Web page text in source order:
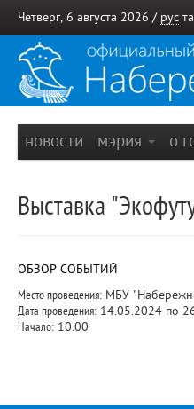
Четверг, 6 августа 2026 / рус
новости мэрия о
Выставка
ОБЗОР СОБЫТИЙ
Место проведения: МБУ
Дата проведения: 14.05.2024 по
Начало: 10.00